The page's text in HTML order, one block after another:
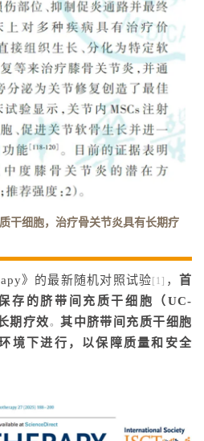
干细胞，治疗骨关节炎具有长期疗
》的最新随机对照试验 [1] ，首
存的脐带间充质干细胞（UC-
期疗效。其中脐带间充质干细胞
境下进行，以保障质量和安全